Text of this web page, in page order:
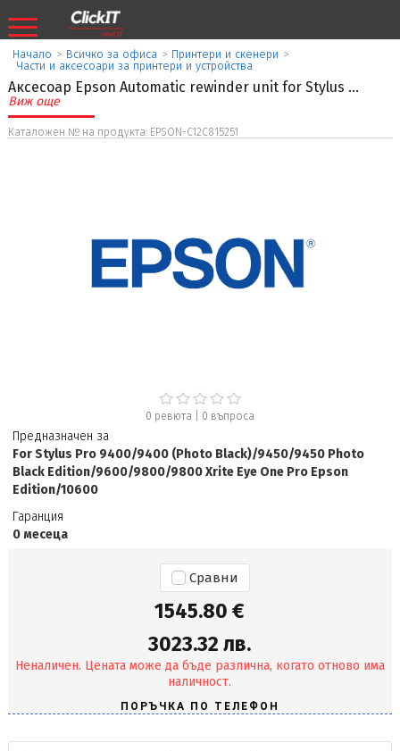
Начало > Всичко за офиса > Принтери и скенери >
Части и аксесоари за принтери и устройства
Аксесоар Epson Automatic rewinder unit for Stylus ...
Виж още
Каталожен № на продукта: EPSON-C12C815251
0 ревюта| 0 въпроса
Предназначен за
For Stylus Pro 9400/9400 (Photo Black)/9450/9450 Photo
Black Edition/9600/9800/9800 Xrite Eye One Pro Epson
Edition/10600
Гаранция
0 месеца
Сравни
1545.80 €
3023.32 лв.
Неналичен. Цената може да бъде различна, когато отново има
наличност.